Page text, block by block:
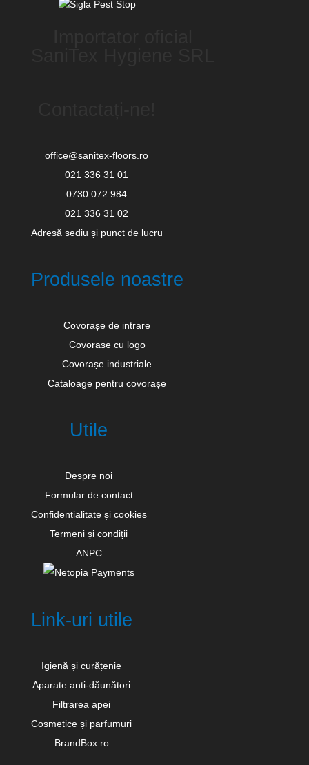
office@sanitex-floors.ro
021 336 31 01
0730 072 984
021 336 31 02
Adresă sediu și punct de lucru
Produsele noastre
Covorașe de intrare
Covorașe cu logo
Covorașe industriale
Cataloage pentru covorașe
Utile
Despre noi
Formular de contact
Confidențialitate și cookies
Termeni și condiții
ANPC
Link-uri utile
Igienă și curățenie
Aparate anti-dăunători
Filtrarea apei
Cosmetice și parfumuri
BrandBox.ro